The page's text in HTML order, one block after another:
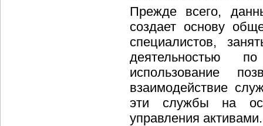
Прежде всего,
создает основу
специалистов,
деятельностью
использование
взаимодействие
эти службы на
управления активами.